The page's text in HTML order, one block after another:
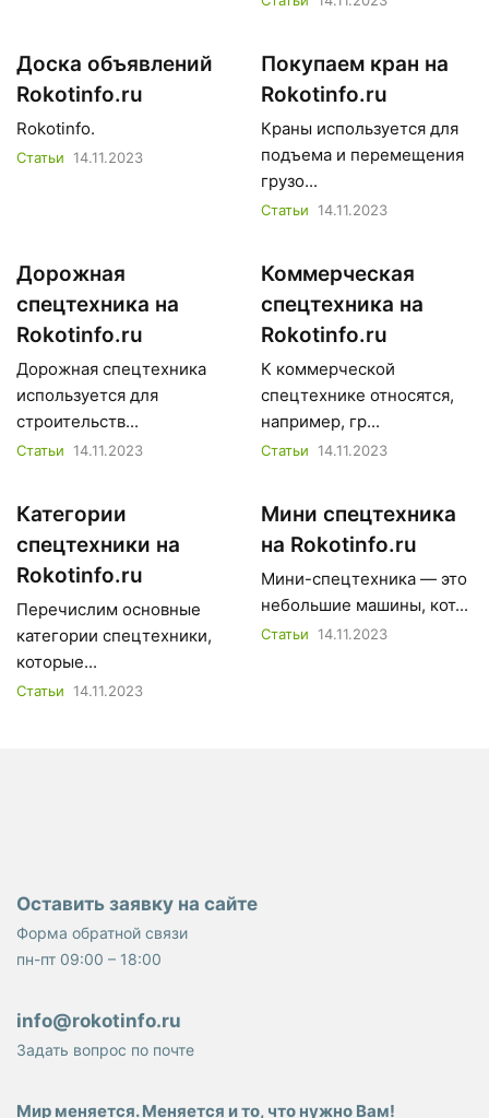
Доска объявлений
Rokotinfo.ru
Rokotinfo.
Статьи 14.11.2023
Покупаем кран на
Rokotinfo.ru
Краны используется для
подъема и перемещения
грузо...
Статьи 14.11.2023
Дорожная
спецтехника на
Rokotinfo.ru
Дорожная спецтехника
используется для
строительств...
Статьи 14.11.2023
Коммерческая
спецтехника на
Rokotinfo.ru
К коммерческой
спецтехнике относятся,
например, гр...
Статьи 14.11.2023
Категории
спецтехники на
Rokotinfo.ru
Перечислим основные
категории спецтехники,
которые...
Статьи 14.11.2023
Мини спецтехника
на Rokotinfo.ru
Мини-спецтехника — это
небольшие машины, кот...
Статьи 14.11.2023
Оставить заявку на сайте
Форма обратной связи
пн-пт 09:00 – 18:00
info@rokotinfo.ru
Задать вопрос по почте
Мир меняется. Меняется и то, что нужно Вам!